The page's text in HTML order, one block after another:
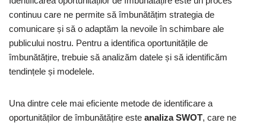
continuu care ne permite să îmbunătățim strategia de
comunicare și să o adaptăm la nevoile în schimbare ale
publicului nostru. Pentru a identifica oportunitățile de
îmbunătățire, trebuie să analizăm datele și să identificăm
tendințele și modelele.
Una dintre cele mai eficiente metode de identificare a
oportunităților de îmbunătățire este analiza SWOT, care ne